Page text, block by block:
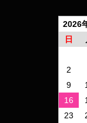
2026
日
2
9
16
23